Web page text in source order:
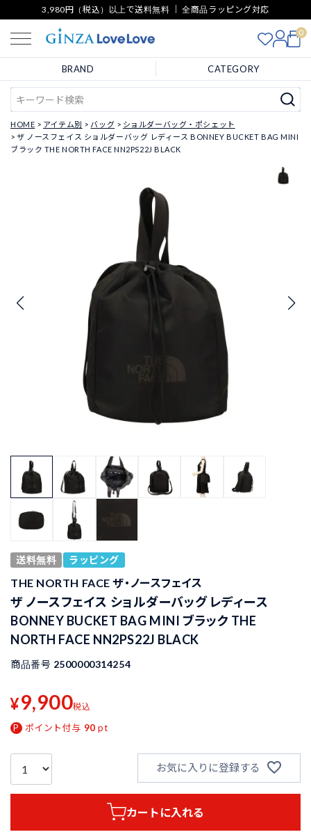
3,980円（税込）以上で送料無料 ｜ 全商品ラッピング対応
0
BRAND CATEGORY
HOME アイテム別 バッグ
ショルダーバッグ・ポシェット
ザ ノースフェイス ショルダーバッグ レディース BONNEY BUCKET BAG MINI
ブラック THE NORTH FACE NN2PS22J BLACK
送料無料 ラッピング
THE NORTH FACE ザ・ノースフェイス
ザ ノースフェイス ショルダーバッグ レディース
BONNEY BUCKET BAG MINI ブラック THE
NORTH FACE NN2PS22J BLACK
商品番号 2500000314254
¥9,900税込
ポイント付与 90 pt
お気に入りに登録する
カートに入れる